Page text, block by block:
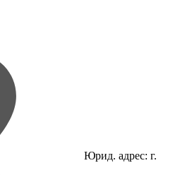
Юрид. адрес: г.